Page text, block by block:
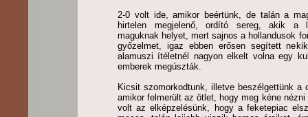
2-0 volt ide, amikor beértünk, de talán a
hirtelen megjelenő, ordító sereg, akik a
maguknak helyet, mert sajnos a hollandusok
győzelmet, igaz ebben erősen segített
alamuszi ítéletnél nagyon elkelt volna egy
emberek megúszták.
Kicsit szomorkodtunk, illetve beszélgettünk a
amikor felmerült az ötlet, hogy meg kéne
volt az elképzelésünk, hogy a feketepiac